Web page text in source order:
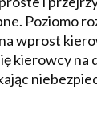
Poziomo
wprost
kierowcy